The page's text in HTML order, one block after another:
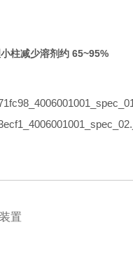
柱减少溶剂约 65~95%
置